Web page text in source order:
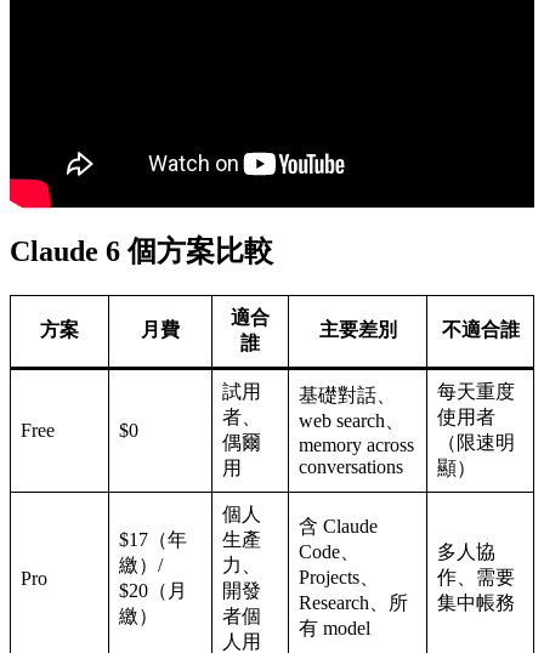
Claude 6 個方案比較
方案 月費
適合
誰
主要差別 不適合誰
Free $0
試用
者、
偶爾
用
基礎對話、
web search、
memory across
conversations
每天重度
使用者
（限速明
顯）
Pro
$17（年
繳）/
$20（月
繳）
個人
生產
力、
開發
者個
人用
含 Claude
Code、
Projects、
Research、所
有 model
多人協
作、需要
集中帳務